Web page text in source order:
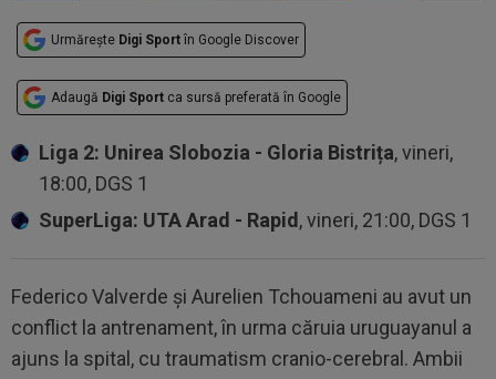
Urmărește Digi Sport în Google Discover
Adaugă Digi Sport ca sursă preferată în Google
Liga 2: Unirea Slobozia - Gloria Bistrița, vineri,
18:00, DGS 1
SuperLiga: UTA Arad - Rapid , vineri, 21:00, DGS 1
Federico Valverde și Aurelien Tchouameni au avut un
conflict la antrenament, în urma căruia uruguayanul a
ajuns la spital, cu traumatism cranio-cerebral. Ambii